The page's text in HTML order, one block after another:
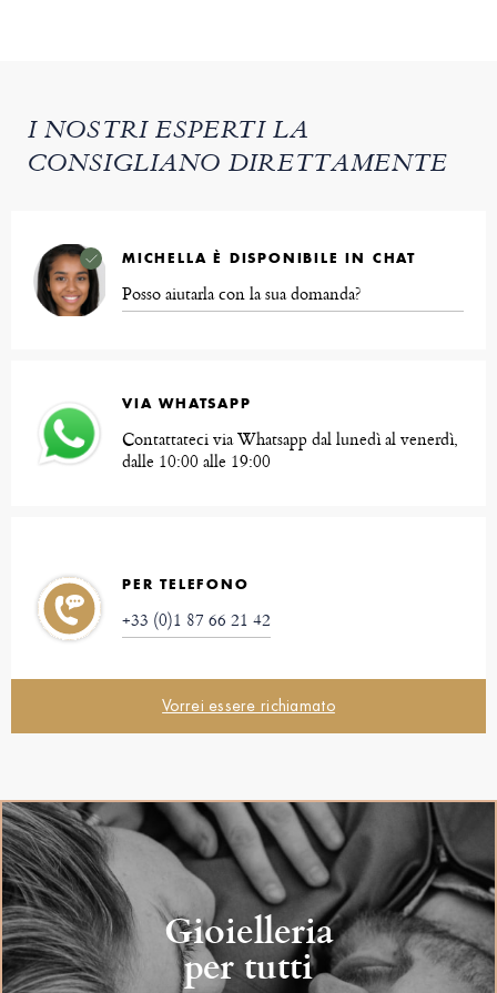
I NOSTRI ESPERTI LA
CONSIGLIANO DIRETTAMENTE
MICHELLA È DISPONIBILE IN CHAT
Posso aiutarla con la sua domanda?
VIA WHATSAPP
Contattateci via Whatsapp dal lunedì al venerdì,
dalle 10:00 alle 19:00
PER TELEFONO
+33 (0)1 87 66 21 42
Vorrei essere richiamato
Gioielleria
per tutti